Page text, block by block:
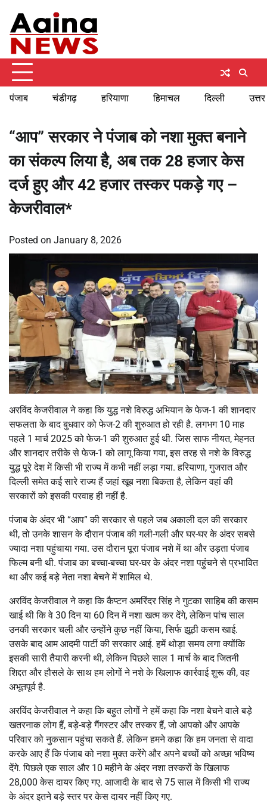
content
पंजाब चंडीगढ़ हरियाणा हिमाचल दिल्ली
“आप” सरकार ने पंजाब को नशा मुक्त बनाने
का संकल्प लिया है, अब तक 28 हजार केस
दर्ज हुए और 42 हजार तस्कर पकड़े गए –
केजरीवाल*
Posted on January 8, 2026
अरविंद केजरीवाल ने कहा कि युद्ध नशे विरुद्ध अभियान के फेज-1 की शानदार
सफलता के बाद बुधवार को फेज-2 की शुरुआत हो रही है. लगभग 10 माह
पहले 1 मार्च 2025 को फेज-1 की शुरुआत हुई थी. जिस साफ नीयत, मेहनत
और शानदार तरीके से फेज-1 को लागू किया गया, इस तरह से नशे के विरुद्ध
युद्ध पूरे देश में किसी भी राज्य में कभी नहीं लड़ा गया. हरियाणा, गुजरात और
दिल्ली समेत कई सारे राज्य हैं जहां खूब नशा बिकता है, लेकिन वहां की
सरकारों को इसकी परवाह ही नहीं है.
पंजाब के अंदर भी “आप” की सरकार से पहले जब अकाली दल की सरकार
थी, तो उनके शासन के दौरान पंजाब की गली-गली और घर-घर के अंदर सबसे
ज्यादा नशा पहुंचाया गया. उस दौरान पूरा पंजाब नशे में था और उड़ता पंजाब
फिल्म बनी थी. पंजाब का बच्चा-बच्चा घर-घर के अंदर नशा पहुंचने से प्रभावित
था और कई बड़े नेता नशा बेचने में शामिल थे.
अरविंद केजरीवाल ने कहा कि कैप्टन अमरिंदर सिंह ने गुटका साहिब की कसम
खाई थी कि वे 30 दिन या 60 दिन में नशा खत्म कर देंगे, लेकिन पांच साल
उनकी सरकार चली और उन्होंने कुछ नहीं किया, सिर्फ झूठी कसम खाई.
उसके बाद आम आदमी पार्टी की सरकार आई. हमें थोड़ा समय लगा क्योंकि
इसकी सारी तैयारी करनी थी, लेकिन पिछले साल 1 मार्च के बाद जितनी
शिद्दत और हौसले के साथ हम लोगों ने नशे के खिलाफ कार्रवाई शुरू की, वह
अभूतपूर्व है.
अरविंद केजरीवाल ने कहा कि बहुत लोगों ने हमें कहा कि नशा बेचने वाले बड़े
खतरनाक लोग हैं, बड़े-बड़े गैंगस्टर और तस्कर हैं, जो आपको और आपके
परिवार को नुकसान पहुंचा सकते हैं. लेकिन हमने कहा कि हम जनता से वादा
करके आए हैं कि पंजाब को नशा मुक्त करेंगे और अपने बच्चों को अच्छा भविष्य
देंगे. पिछले एक साल और 10 महीने के अंदर नशा तस्करों के खिलाफ
28,000 केस दायर किए गए. आजादी के बाद से 75 साल में किसी भी राज्य
के अंदर इतने बड़े स्तर पर केस दायर नहीं किए गए.